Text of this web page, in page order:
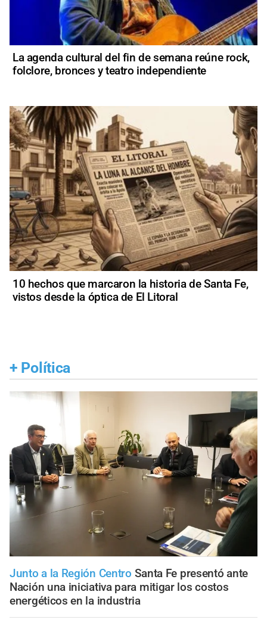
La agenda cultural del fin de semana reúne rock,
folclore, bronces y teatro independiente
10 hechos que marcaron la historia de Santa Fe,
vistos desde la óptica de El Litoral
+ Política
Junto a la Región Centro Santa Fe presentó ante
Nación una iniciativa para mitigar los costos
energéticos en la industria